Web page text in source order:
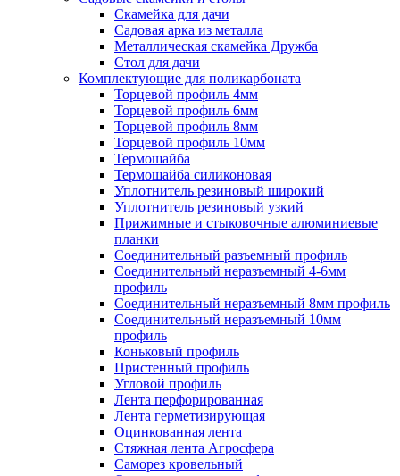
Скамейка для дачи
Садовая арка из металла
Металлическая скамейка Дружба
Стол для дачи
Комплектующие для поликарбоната
Торцевой профиль 4мм
Торцевой профиль 6мм
Торцевой профиль 8мм
Торцевой профиль 10мм
Термошайба
Термошайба силиконовая
Уплотнитель резиновый широкий
Уплотнитель резиновый узкий
Прижимные и стыковочные алюминиевые
планки
Соединительный разъемный профиль
Соединительный неразъемный 4-6мм
профиль
Соединительный неразъемный 8мм профиль
Соединительный неразъемный 10мм
профиль
Коньковый профиль
Пристенный профиль
Угловой профиль
Лента перфорированная
Лента герметизирующая
Оцинкованная лента
Стяжная лента Агросфера
Саморез кровельный